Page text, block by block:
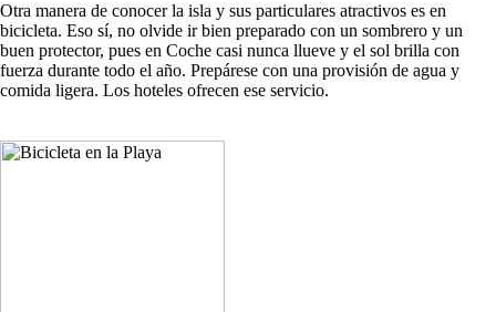
Otra manera de conocer la isla y sus particulares atractivos es en
bicicleta. Eso sí, no olvide ir bien preparado con un sombrero y un
buen protector, pues en Coche casi nunca llueve y el sol brilla con
fuerza durante todo el año. Prepárese con una provisión de agua y
comida ligera. Los hoteles ofrecen ese servicio.